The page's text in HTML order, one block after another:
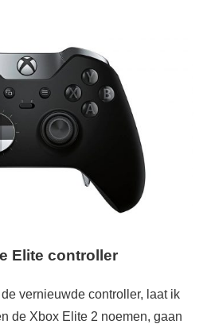
Elite controller
vernieuwde controller, laat ik
de Xbox Elite 2 noemen, gaan